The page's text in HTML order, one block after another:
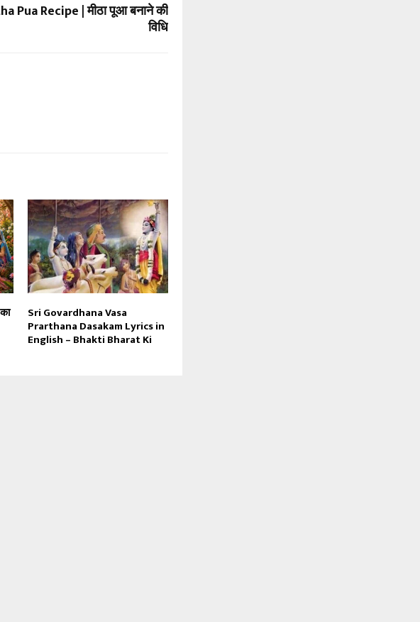
Pua Recipe | मीठा पूआ बनाने की
विधि
Sri Govardhana Vasa
Prarthana Dasakam Lyrics in
English – Bhakti Bharat Ki